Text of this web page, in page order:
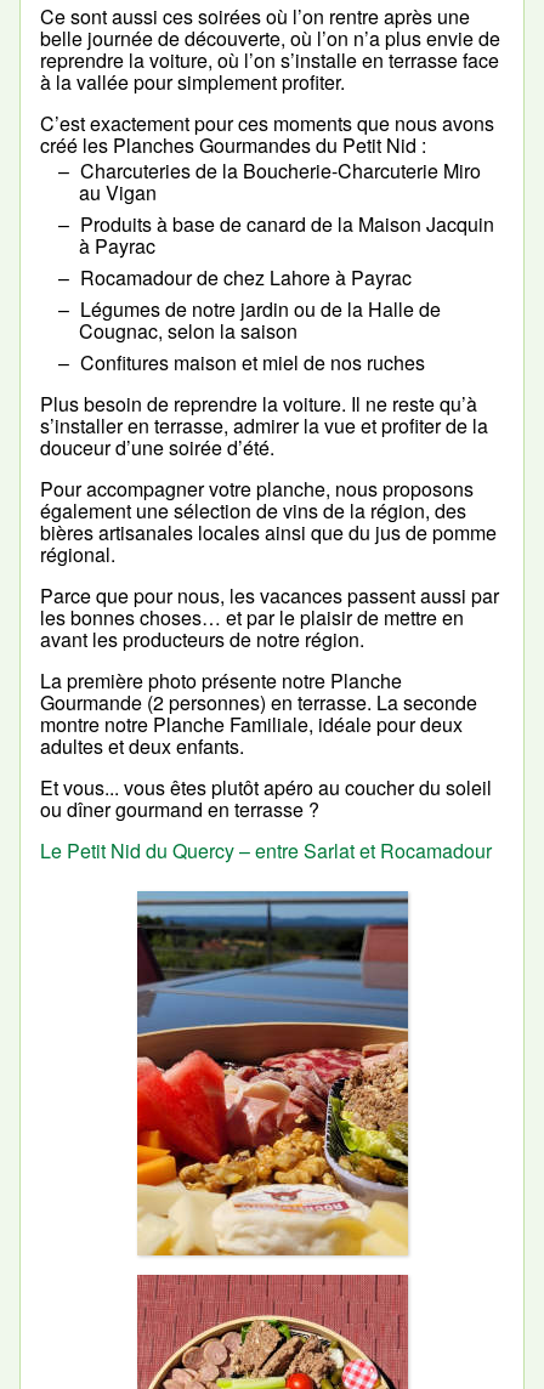
Ce sont aussi ces soirées où l’on rentre après une
belle journée de découverte, où l’on n’a plus envie de
reprendre la voiture, où l’on s’installe en terrasse face
à la vallée pour simplement profiter.
C’est exactement pour ces moments que nous avons
créé les Planches Gourmandes du Petit Nid :
Charcuteries de la Boucherie-Charcuterie Miro
au Vigan
Produits à base de canard de la Maison Jacquin
à Payrac
Rocamadour de chez Lahore à Payrac
Légumes de notre jardin ou de la Halle de
Cougnac, selon la saison
Confitures maison et miel de nos ruches
Plus besoin de reprendre la voiture. Il ne reste qu’à
s’installer en terrasse, admirer la vue et profiter de la
douceur d’une soirée d’été.
Pour accompagner votre planche, nous proposons
également une sélection de vins de la région, des
bières artisanales locales ainsi que du jus de pomme
régional.
Parce que pour nous, les vacances passent aussi par
les bonnes choses… et par le plaisir de mettre en
avant les producteurs de notre région.
La première photo présente notre Planche
Gourmande (2 personnes) en terrasse. La seconde
montre notre Planche Familiale, idéale pour deux
adultes et deux enfants.
Et vous... vous êtes plutôt apéro au coucher du soleil
ou dîner gourmand en terrasse ?
Le Petit Nid du Quercy – entre Sarlat et Rocamadour